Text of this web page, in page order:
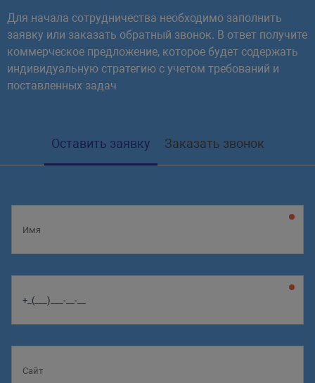
Для начала сотрудничества необходимо заполнить
заявку или заказать обратный звонок. В ответ получите
коммерческое предложение, которое будет содержать
индивидуальную стратегию с учетом требований и
поставленных задач
Оставить заявку Заказать звонок